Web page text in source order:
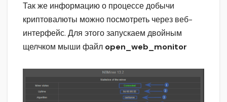
Так же информацию о процессе добычи
криптовалюты можно посмотреть через веб-
интерфейс. Для этого запускаем двойным
щелчком мыши файл open_web_monitor